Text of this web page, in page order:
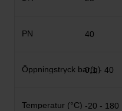
40
0,1 - 40
-20 - 180